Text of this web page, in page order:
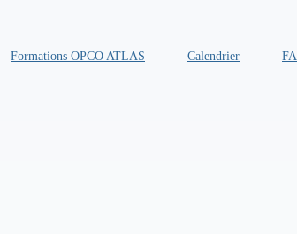
Formations OPCO ATLAS Calendrier